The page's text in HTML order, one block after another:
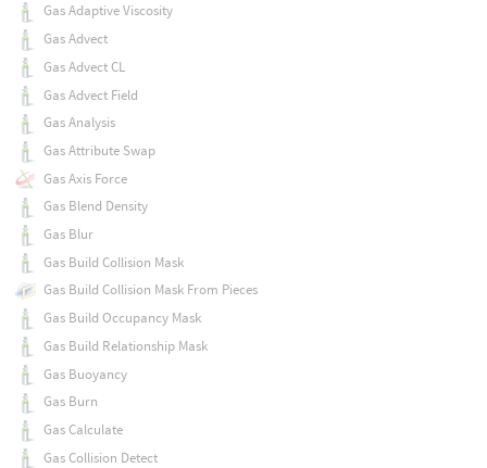
Gas Adaptive Viscosity
Gas Advect
Gas Advect CL
Gas Advect Field
Gas Analysis
Gas Attribute Swap
Gas Axis Force
Gas Blend Density
Gas Blur
Gas Build Collision Mask
Gas Build Collision Mask From Pieces
Gas Build Occupancy Mask
Gas Build Relationship Mask
Gas Buoyancy
Gas Burn
Gas Calculate
Gas Collision Detect